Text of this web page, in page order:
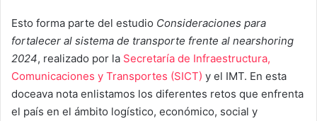
Esto forma parte del estudio Consideraciones para
fortalecer al sistema de transporte frente al nearshoring
2024, realizado por la Secretaría de Infraestructura,
Comunicaciones y Transportes (SICT) y el IMT. En esta
doceava nota enlistamos los diferentes retos que enfrenta
el país en el ámbito logístico, económico, social y